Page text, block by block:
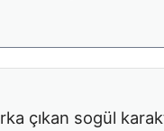
çıkan sogül